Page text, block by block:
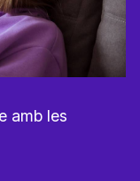
amb les